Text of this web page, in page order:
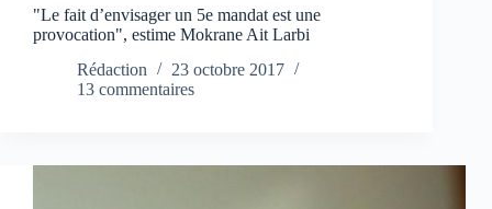
"Le fait d’envisager un 5e mandat est une
provocation", estime Mokrane Ait Larbi
Rédaction
23 octobre 2017
13 commentaires